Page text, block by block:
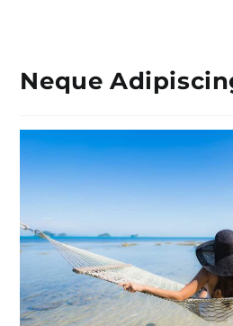
Neque